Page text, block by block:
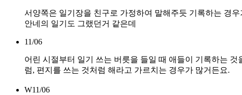
서양쪽은 일기장을 친구로 가정하여 말해주듯 기록하는 경
안네의 일기도 그랬던거 같은데
11/06
어린 시절부터 일기 쓰는 버릇을 들일 때 애들이 기록하는
럼, 편지를 쓰는 것처럼 해라고 가르치는 경우가 많거든요.
W11/06